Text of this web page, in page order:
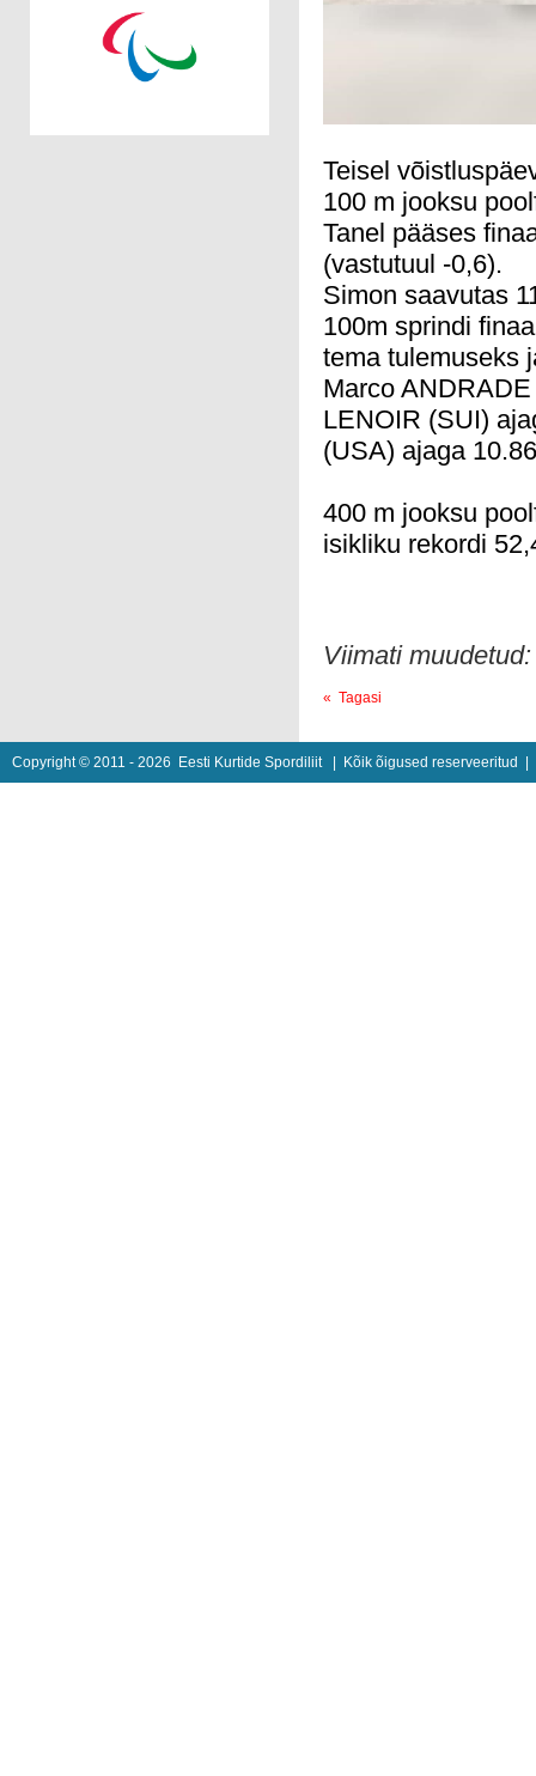
Teisel
100 m jooksu
Tanel pääses
(vastutuul -0,6).
Simon saavutas
100m sprindi
tema tulemuseks
Marco
LENOIR (SUI)
(USA) ajaga
400 m jooksu
isikliku rekordi
Viimati
« Tagasi
Copyright © 2011 - 2026 Eesti Kurtide Spordiliit| Kõik õigused reserveeritud